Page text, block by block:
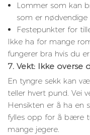
Lommer som kan
som er nødvendige
Festepunkter for
Ikke ha for mange
fungerer bra hvis du
7. Vekt: Ikke
En tyngre sekk kan
teller hvert pund. Vei
Hensikten er å ha en
fylles opp for å bære
mange jegere.